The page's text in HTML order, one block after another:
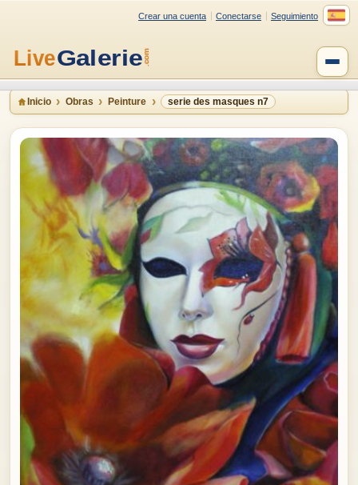
Crear una cuenta Conectarse Seguimiento
Inicio Obras Peinture serie des masques n7